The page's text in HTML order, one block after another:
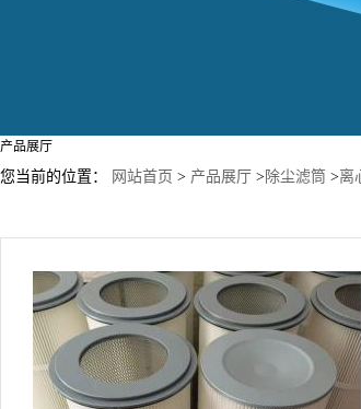
产品展厅
您当前的位置： 网站首页 > 产品展厅 >除尘滤筒 >离